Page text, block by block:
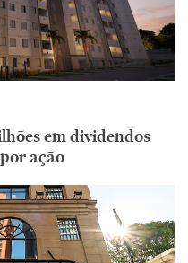
em dividendos
ação